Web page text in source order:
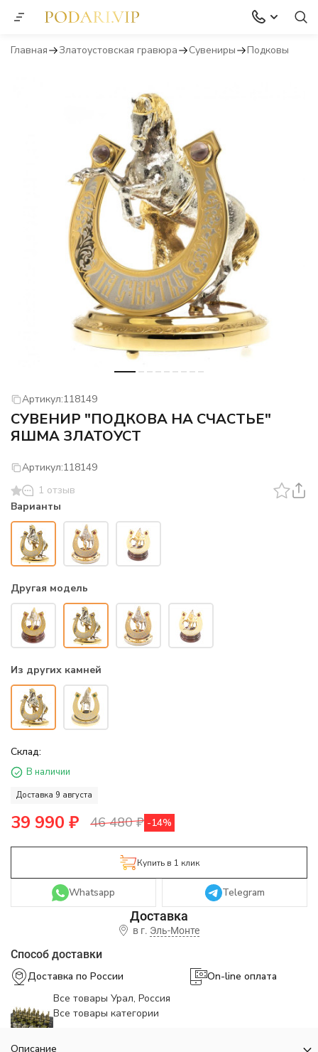
Главная Златоустовская гравюра Сувениры Подковы
Артикул:118149
СУВЕНИР "ПОДКОВА НА СЧАСТЬЕ"
ЯШМА ЗЛАТОУСТ
Артикул:118149
1 отзыв
Варианты
Другая модель
Из других камней
Склад:
В наличии
Доставка 9 августа
39 990 ₽ 46 480₽ -14%
Купить в 1 клик
Whatsapp Telegram
в г. Эль-Монте
Способ доставки
Доставка по России
On-line оплата
Все товары Урал, Россия
Все товары категории
Описание